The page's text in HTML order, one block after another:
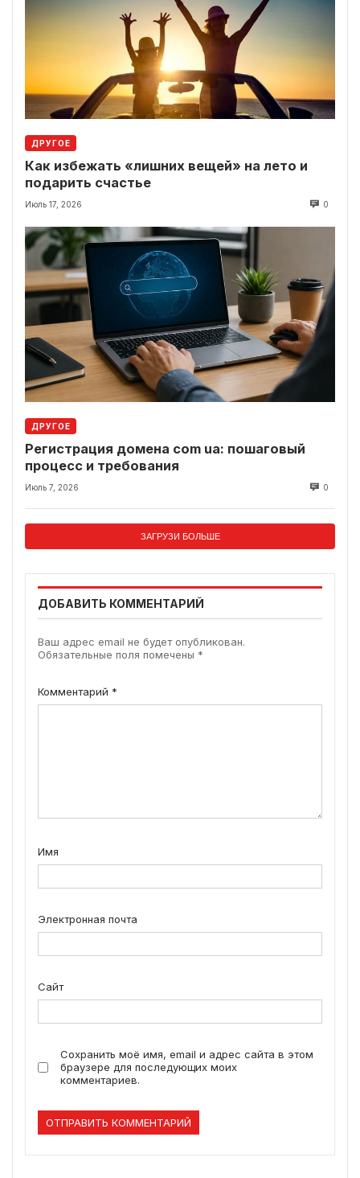
ДРУГОЕ
Как избежать «лишних вещей» на лето и
подарить счастье
Июль 17, 2026 0
ДРУГОЕ
Регистрация домена com ua: пошаговый
процесс и требования
Июль 7, 2026 0
ЗАГРУЗИ БОЛЬШЕ
ДОБАВИТЬ КОММЕНТАРИЙ
Ваш адрес email не будет опубликован.
Обязательные поля помечены *
Комментарий *
Имя
Электронная почта
Сайт
Сохранить моё имя, email и адрес сайта в этом
браузере для последующих моих
комментариев.